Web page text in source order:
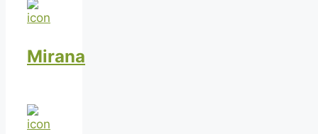
Mirana